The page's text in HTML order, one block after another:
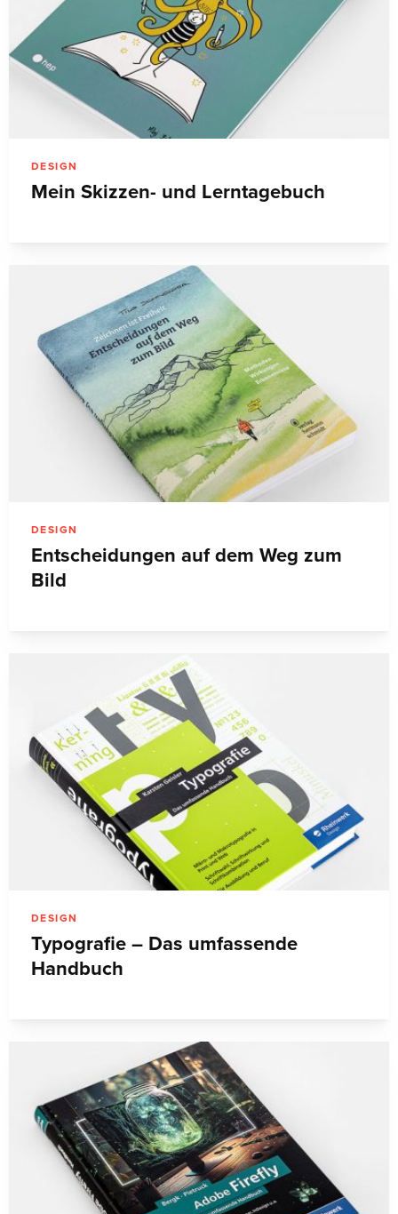
DESIGN
Mein Skizzen- und Lerntagebuch
DESIGN
Entscheidungen auf dem Weg zum
Bild
DESIGN
Typografie – Das umfassende
Handbuch